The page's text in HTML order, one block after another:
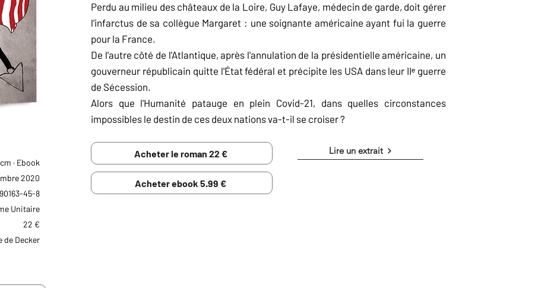
· Ebook
2020
45-8
Unitaire
22 €
de Decker
Perdu au milieu des châteaux de la Loire, Guy Lafaye, médecin de garde, doit gérer
l'infarctus de sa collègue Margaret : une soignante américaine ayant fui la guerre
pour la France.
De l'autre côté de l'Atlantique, après l'annulation de la présidentielle américaine, un
gouverneur républicain quitte l'État fédéral et précipite les USA dans leur IIᵉ guerre
de Sécession.
Alors que l'Humanité patauge en plein Covid-21, dans quelles circonstances
impossibles le destin de ces deux nations va-t-il se croiser ?
Acheter le roman 22 € Lire un extrait
Acheter ebook 5.99 €